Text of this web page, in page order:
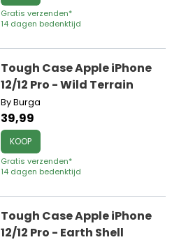
Gratis verzenden*
14 dagen bedenktijd
Tough Case Apple iPhone
12/12 Pro - Wild Terrain
By Burga
39,99
KOOP
Gratis verzenden*
14 dagen bedenktijd
Tough Case Apple iPhone
12/12 Pro - Earth Shell